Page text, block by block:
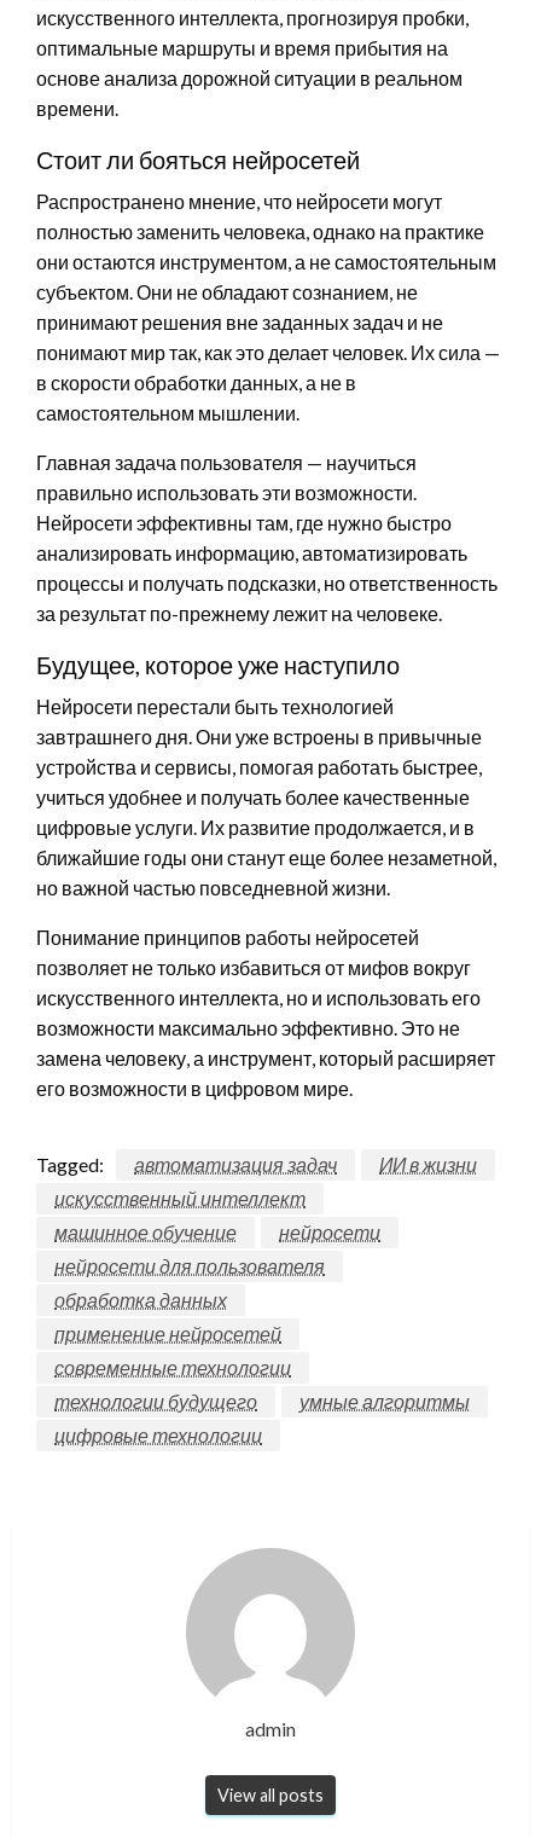
искусственного интеллекта, прогнозируя пробки,
оптимальные маршруты и время прибытия на
основе анализа дорожной ситуации в реальном
времени.
Стоит ли бояться нейросетей
Распространено мнение, что нейросети могут
полностью заменить человека, однако на практике
они остаются инструментом, а не самостоятельным
субъектом. Они не обладают сознанием, не
принимают решения вне заданных задач и не
понимают мир так, как это делает человек. Их сила —
в скорости обработки данных, а не в
самостоятельном мышлении.
Главная задача пользователя — научиться
правильно использовать эти возможности.
Нейросети эффективны там, где нужно быстро
анализировать информацию, автоматизировать
процессы и получать подсказки, но ответственность
за результат по-прежнему лежит на человеке.
Будущее, которое уже наступило
Нейросети перестали быть технологией
завтрашнего дня. Они уже встроены в привычные
устройства и сервисы, помогая работать быстрее,
учиться удобнее и получать более качественные
цифровые услуги. Их развитие продолжается, и в
ближайшие годы они станут еще более незаметной,
но важной частью повседневной жизни.
Понимание принципов работы нейросетей
позволяет не только избавиться от мифов вокруг
искусственного интеллекта, но и использовать его
возможности максимально эффективно. Это не
замена человеку, а инструмент, который расширяет
его возможности в цифровом мире.
Tagged: автоматизация задач
ИИ в жизни
искусственный интеллект
машинное обучение
нейросети
нейросети для пользователя
обработка данных
применение нейросетей
современные технологии
технологии будущего
умные алгоритмы
цифровые технологии
admin
View all posts